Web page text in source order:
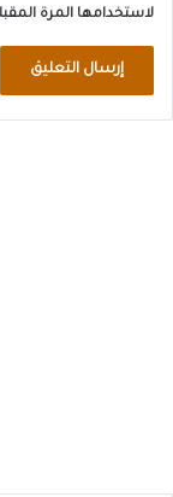
لاستخدامها المرة